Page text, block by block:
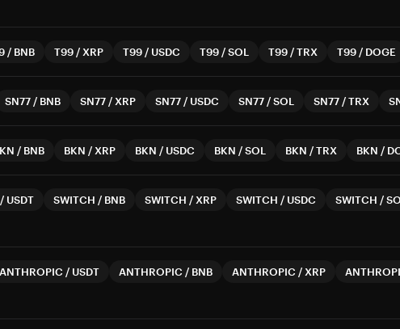
/ BNB T99 / XRP T99 / USDC T99 /SOL T99 /TRX T99 / DOGE
SN77 / BNB SN77 / XRP SN77 / USDC SN77 /SOL SN77 /TRX
/ BNB BKN / XRP BKN / USDC BKN /SOL BKN /TRX BKN /
/ USDT SWITCH / BNB SWITCH / XRP SWITCH / USDC SWITCH /
ANTHROPIC / USDT ANTHROPIC / BNB ANTHROPIC / XRP